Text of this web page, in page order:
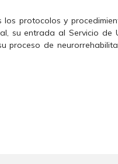
protocolos y
su entrada al Servicio de
proceso de